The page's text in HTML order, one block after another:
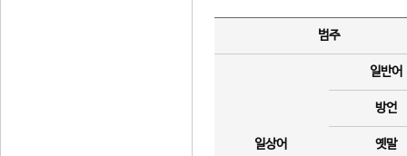
범주
일상어
일반어
방언
옛말